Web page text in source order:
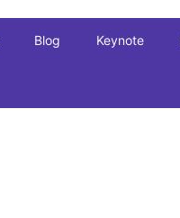
Blog Keynote